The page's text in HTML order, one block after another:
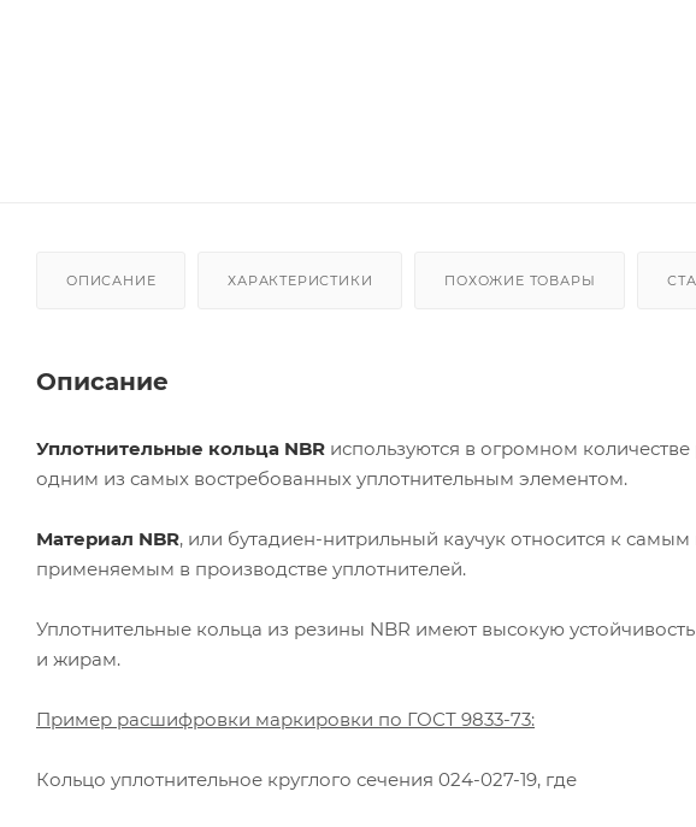
ОПИСАНИЕ ХАРАКТЕРИСТИКИ ПОХОЖИЕ ТОВАРЫ
Описание
Уплотнительные кольца NBR используются в огромном
одним из самых востребованных уплотнительным элементом.
Материал NBR, или бутадиен-нитрильный каучук относится к
применяемым в производстве уплотнителей.
Уплотнительные кольца из резины NBR имеют высокую
и жирам.
Пример расшифровки маркировки по ГОСТ 9833-73:
Кольцо уплотнительное круглого сечения 024-027-19, где